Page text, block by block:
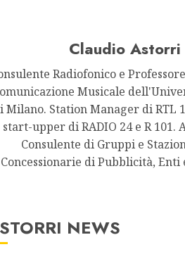
Claudio Astorri
Radiofonico e
Musicale
Milano. Station Manager di RTL
start-upper di RADIO 24 e R 101.
Consulente di Gruppi e
Concessionarie di Pubblicità,
NEWS